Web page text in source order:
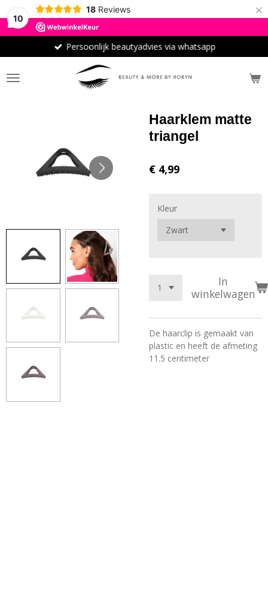
10
18 Reviews ×
Persoonlijk beautyadvies via whatsapp
Haarklem matte
triangel
€ 4,99
Kleur
In
winkelwagen
De haarclip is gemaakt van
plastic en heeft de afmeting
11.5 centimeter